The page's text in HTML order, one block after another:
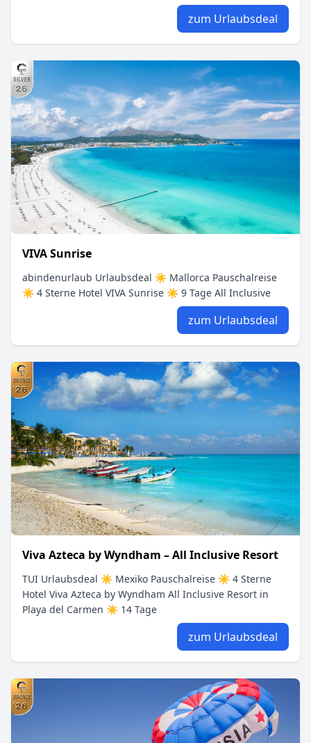
zum Urlaubsdeal
VIVA Sunrise
abindenurlaub Urlaubsdeal ☀ Mallorca Pauschalreise
☀ 4 Sterne Hotel VIVA Sunrise ☀ 9 Tage All Inclusive
zum Urlaubsdeal
Viva Azteca by Wyndham – All Inclusive Resort
TUI Urlaubsdeal ☀ Mexiko Pauschalreise ☀ 4 Sterne
Hotel Viva Azteca by Wyndham All Inclusive Resort in
Playa del Carmen ☀ 14 Tage
zum Urlaubsdeal